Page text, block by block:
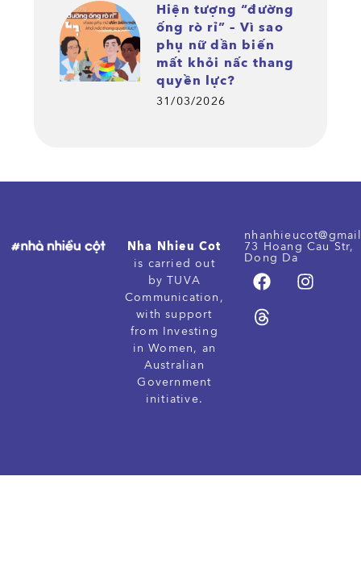
Hiện tượng “đường
ống rò rỉ” – Vì sao
phụ nữ dần biến
mất khỏi nấc thang
quyền lực?
31/03/2026
Nha Nhieu Cot
is carried out
by TUVA
Communication,
with support
from Investing
in Women, an
Australian
Government
initiative.
73 Hoang Cau Str,
Dong Da